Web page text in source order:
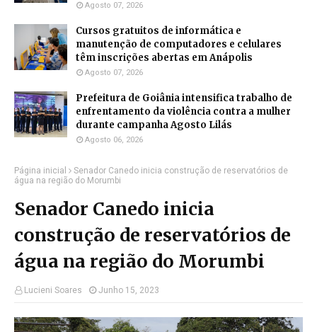
Agosto 07, 2026
Cursos gratuitos de informática e
manutenção de computadores e celulares
têm inscrições abertas em Anápolis
Agosto 07, 2026
Prefeitura de Goiânia intensifica trabalho de
enfrentamento da violência contra a mulher
durante campanha Agosto Lilás
Agosto 06, 2026
Página inicial
Senador Canedo inicia construção de reservatórios de
água na região do Morumbi
Senador Canedo inicia
construção de reservatórios de
água na região do Morumbi
Lucieni Soares Junho 15, 2023